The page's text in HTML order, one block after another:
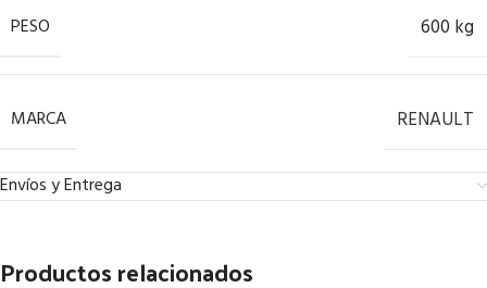
PESO
600 kg
MARCA RENAULT
Envíos y Entrega
Productos relacionados